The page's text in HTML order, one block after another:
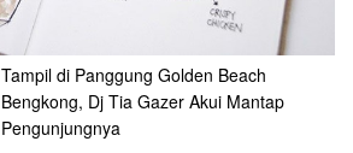
Tampil di Panggung Golden Beach
Bengkong, Dj Tia Gazer Akui Mantap
Pengunjungnya